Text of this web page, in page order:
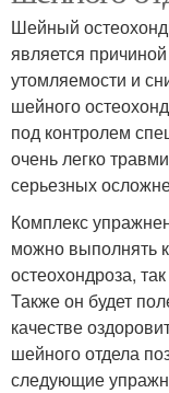
Шейный
является
утомляемости и
шейного
под контролем
очень легко
серьезных
Комплекс
можно выполнять
остеохондроза,
Также он будет
качестве
шейного отдела
следующие